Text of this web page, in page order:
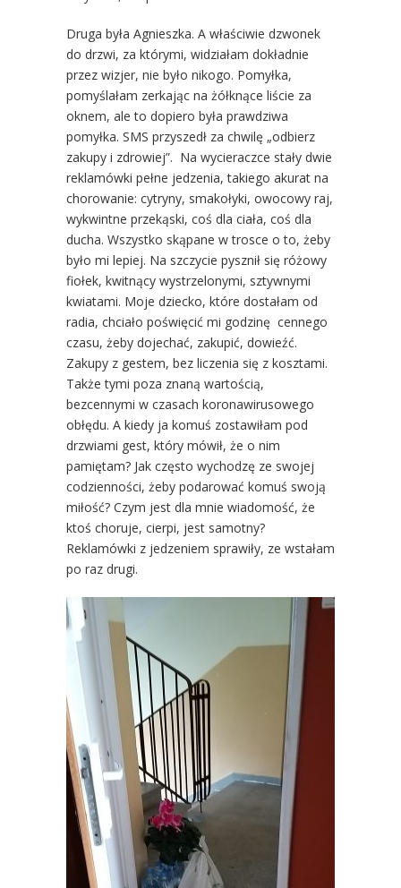
Druga była Agnieszka. A właściwie dzwonek
do drzwi, za którymi, widziałam dokładnie
przez wizjer, nie było nikogo. Pomyłka,
pomyślałam zerkając na żółknące liście za
oknem, ale to dopiero była prawdziwa
pomyłka. SMS przyszedł za chwilę „odbierz
zakupy i zdrowiej”. Na wycieraczce stały dwie
reklamówki pełne jedzenia, takiego akurat na
chorowanie: cytryny, smakołyki, owocowy raj,
wykwintne przekąski, coś dla ciała, coś dla
ducha. Wszystko skąpane w trosce o to, żeby
było mi lepiej. Na szczycie pysznił się różowy
fiołek, kwitnący wystrzelonymi, sztywnymi
kwiatami. Moje dziecko, które dostałam od
radia, chciało poświęcić mi godzinę cennego
czasu, żeby dojechać, zakupić, dowieźć.
Zakupy z gestem, bez liczenia się z kosztami.
Także tymi poza znaną wartością,
bezcennymi w czasach koronawirusowego
obłędu. A kiedy ja komuś zostawiłam pod
drzwiami gest, który mówił, że o nim
pamiętam? Jak często wychodzę ze swojej
codzienności, żeby podarować komuś swoją
miłość? Czym jest dla mnie wiadomość, że
ktoś choruje, cierpi, jest samotny?
Reklamówki z jedzeniem sprawiły, ze wstałam
po raz drugi.